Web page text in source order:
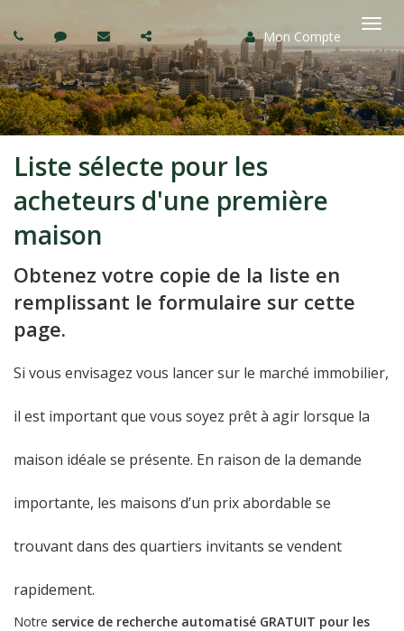
Mon Compte
la
Liste sélecte pour les
acheteurs d'une première
maison
Obtenez votre copie de la liste en
remplissant le formulaire sur cette
page.
Si vous envisagez vous lancer sur le marché immobilier,
il est important que vous soyez prêt à agir lorsque la
maison idéale se présente. En raison de la demande
importante, les maisons d’un prix abordable se
trouvant dans des quartiers invitants se vendent
rapidement.
Notre service de recherche automatisé GRATUIT pour les